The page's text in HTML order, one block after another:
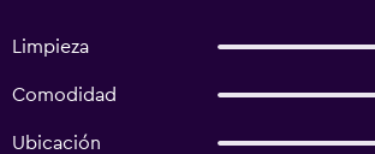
Limpieza
Comodidad
Ubicación